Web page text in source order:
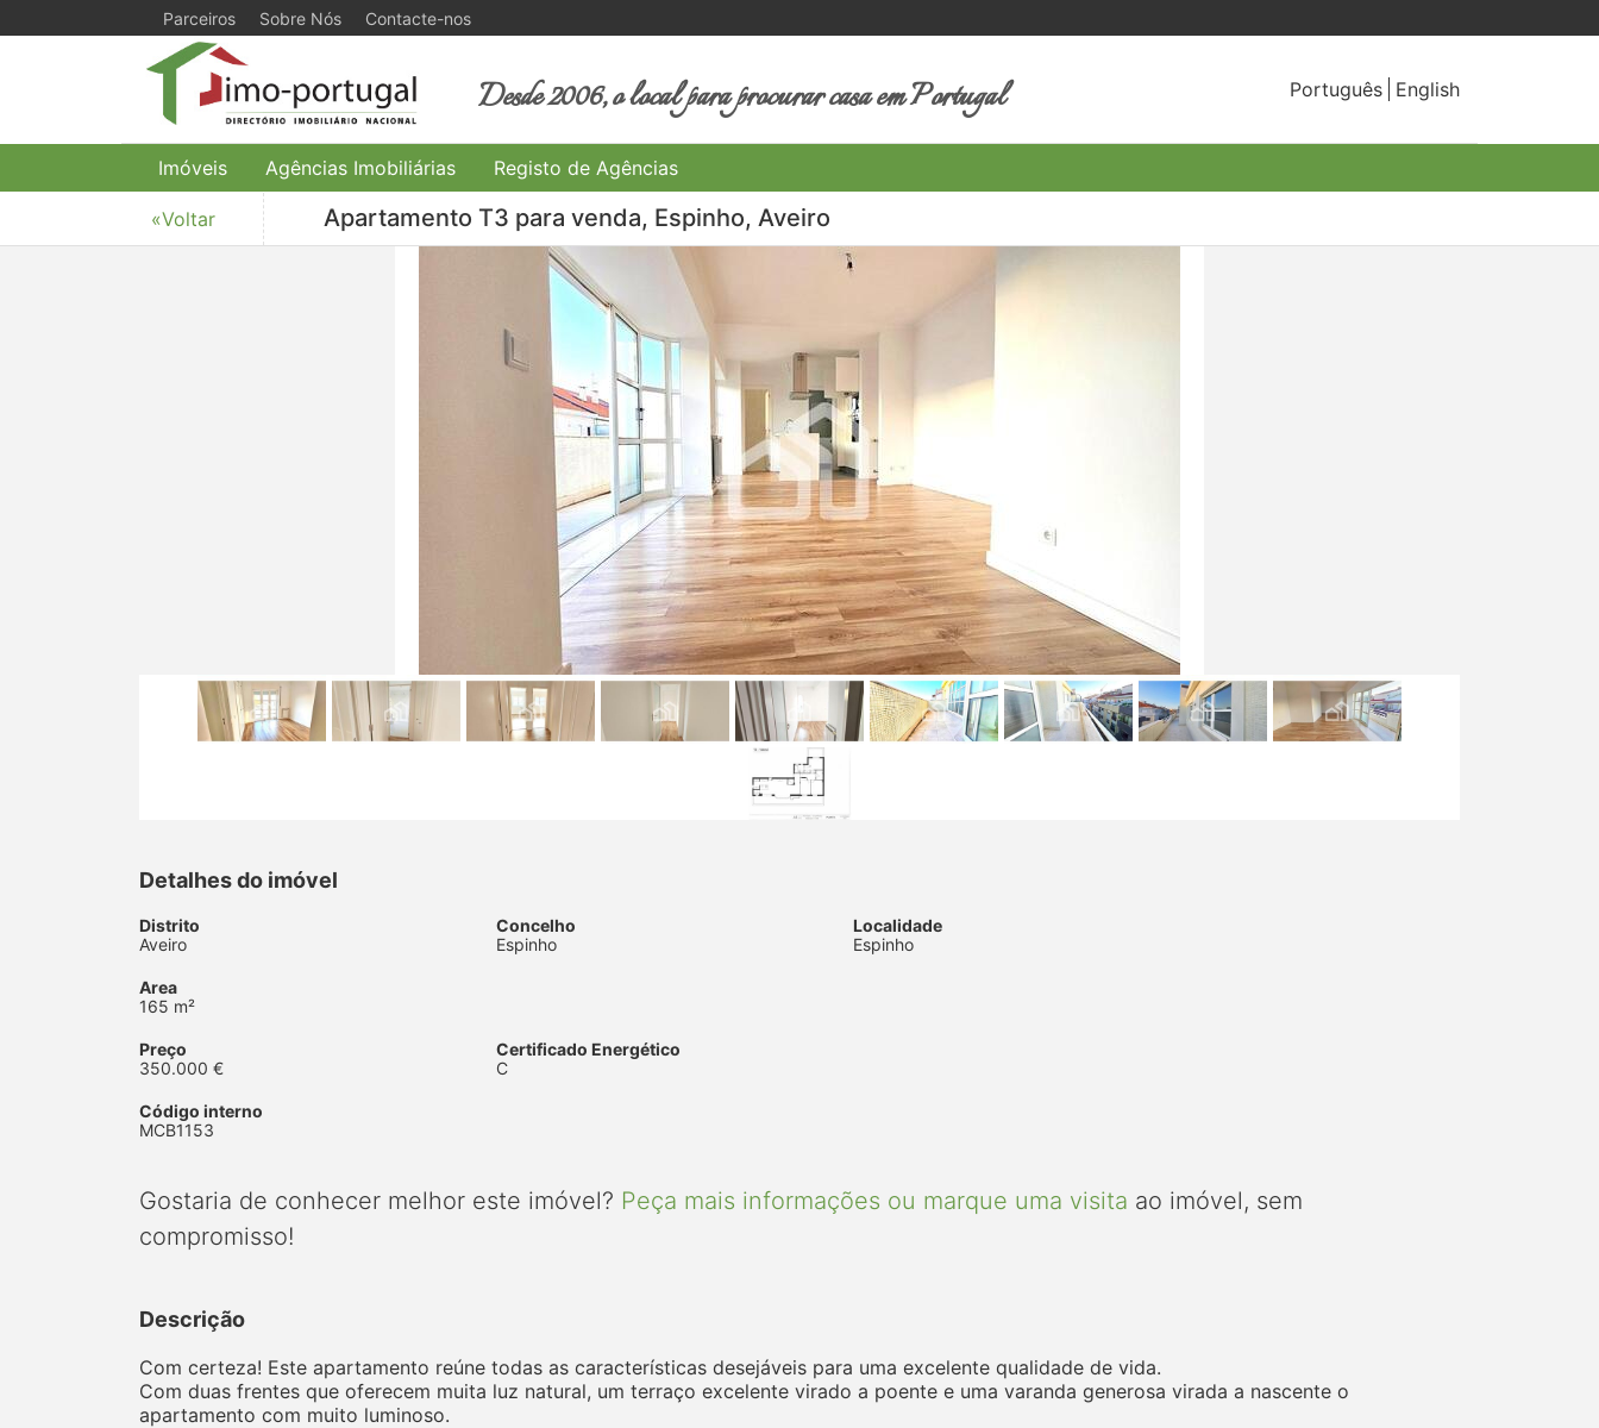
Parceiros Sobre Nós Contacte-nos
Desde 2006, o local para procurar casa em Portugal Português English
Imóveis Agências Imobiliárias Registo de Agências
«Voltar Apartamento T3 para venda, Espinho, Aveiro
Detalhes do imóvel
Distrito
Aveiro
Concelho
Espinho
Localidade
Espinho
Area
165 m²
Preço
350.000 €
Certificado Energético
C
Código interno
MCB1153
Gostaria de conhecer melhor este imóvel? Peça mais informações ou marque uma visita ao imóvel, sem
compromisso!
Descrição
Com certeza! Este apartamento reúne todas as características desejáveis para uma excelente qualidade de vida.
Com duas frentes que oferecem muita luz natural, um terraço excelente virado a poente e uma varanda generosa virada a nascente o
apartamento com muito luminoso.